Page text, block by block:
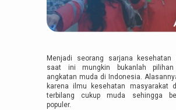
Menjadi seorang sarjana kesehatan
saat ini mungkin bukanlah
angkatan muda di Indonesia.
karena ilmu kesehatan masyarakat
terbilang cukup muda sehingga
populer.